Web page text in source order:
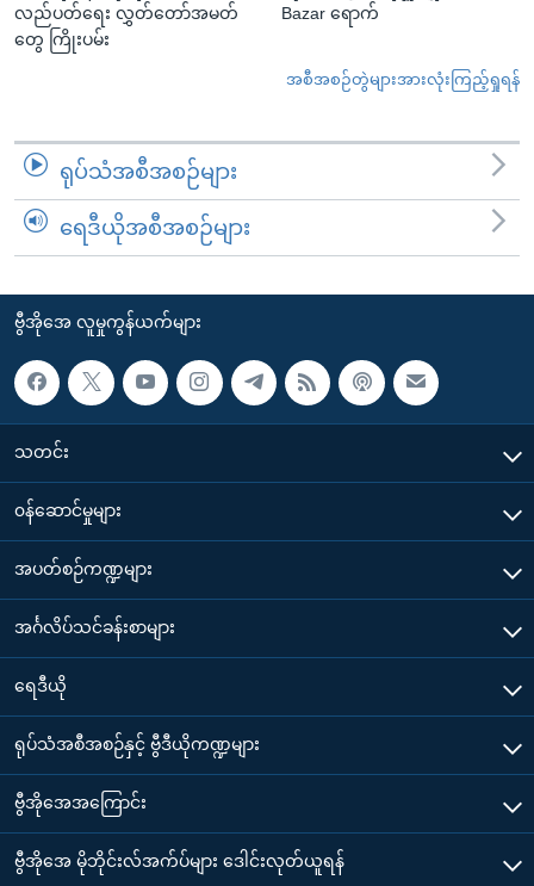
လည်ပတ်ရေး လွှတ်တော်အမတ်
တွေ ကြိုးပမ်း
Bazar ရောက်
အစီအစဉ်တွဲများအားလုံးကြည့်ရှုရန်
ရုပ်သံအစီအစဉ်များ
ရေဒီယိုအစီအစဉ်များ
ဗွီအိုအေ လူမှုကွန်ယက်များ
သတင်း
၀န်ဆောင်မှုများ
အပတ်စဉ်ကဏ္ဍများ
အင်္ဂလိပ်သင်ခန်းစာများ
ရေဒီယို
ရုပ်သံအစီအစဉ်နှင့် ဗွီဒီယိုကဏ္ဍများ
ဗွီအိုအေအကြောင်း
ဗွီအိုအေ မိုဘိုင်းလ်အက်ပ်များ ဒေါင်းလုတ်ယူရန်